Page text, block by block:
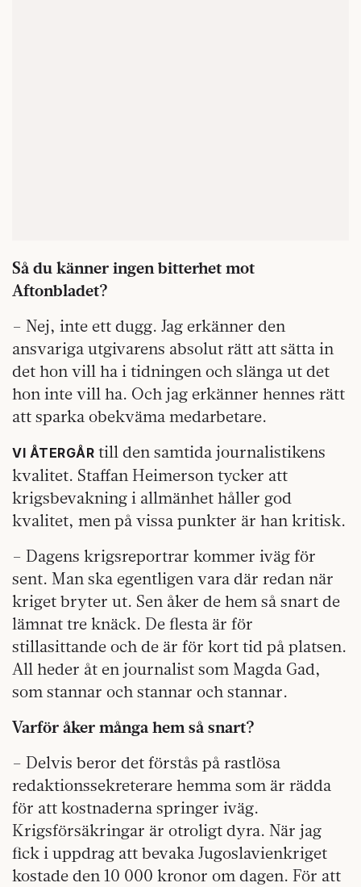
Så du känner ingen bitterhet mot
Aftonbladet?
– Nej, inte ett dugg. Jag erkänner den
ansvariga utgivarens absolut rätt att sätta in
det hon vill ha i tidningen och slänga ut det
hon inte vill ha. Och jag erkänner hennes rätt
att sparka obekväma medarbetare.
VI ÅTERGÅR till den samtida journalistikens
kvalitet. Staffan Heimerson tycker att
krigsbevakning i allmänhet håller god
kvalitet, men på vissa punkter är han kritisk.
– Dagens krigsreportrar kommer iväg för
sent. Man ska egentligen vara där redan när
kriget bryter ut. Sen åker de hem så snart de
lämnat tre knäck. De flesta är för
stillasittande och de är för kort tid på platsen.
All heder åt en journalist som Magda Gad,
som stannar och stannar och stannar.
Varför åker många hem så snart?
– Delvis beror det förstås på rastlösa
redaktionssekreterare hemma som är rädda
för att kostnaderna springer iväg.
Krigsförsäkringar är otroligt dyra. När jag
fick i uppdrag att bevaka Jugoslavienkriget
kostade den 10 000 kronor om dagen. För att